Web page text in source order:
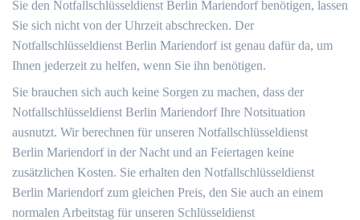
Sie den Notfallschlüsseldienst Berlin Mariendorf benötigen, lassen
Sie sich nicht von der Uhrzeit abschrecken. Der
Notfallschlüsseldienst Berlin Mariendorf ist genau dafür da, um
Ihnen jederzeit zu helfen, wenn Sie ihn benötigen.
Sie brauchen sich auch keine Sorgen zu machen, dass der
Notfallschlüsseldienst Berlin Mariendorf Ihre Notsituation
ausnutzt. Wir berechnen für unseren Notfallschlüsseldienst
Berlin Mariendorf in der Nacht und an Feiertagen keine
zusätzlichen Kosten. Sie erhalten den Notfallschlüsseldienst
Berlin Mariendorf zum gleichen Preis, den Sie auch an einem
normalen Arbeitstag für unseren Schlüsseldienst